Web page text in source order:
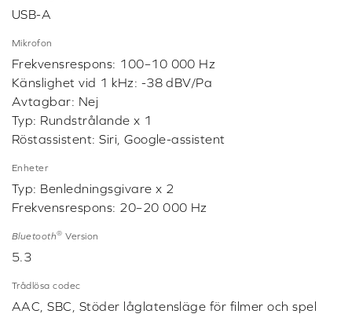
USB-A
Mikrofon
Frekvensrespons: 100–10 000 Hz
Känslighet vid 1 kHz: -38 dBV/Pa
Avtagbar: Nej
Typ: Rundstrålande x 1
Röstassistent: Siri, Google-assistent
Enheter
Typ: Benledningsgivare x 2
Frekvensrespons: 20–20 000 Hz
Bluetooth® Version
5.3
Trådlösa codec
AAC, SBC, Stöder låglatensläge för filmer och spel